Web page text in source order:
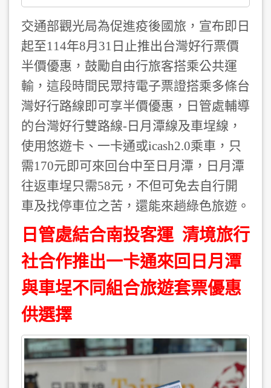
交通部觀光局為促進疫後國旅，宣布即日
起至114年8月31日止推出台灣好行票價
半價優惠，鼓勵自由行旅客搭乘公共運
輸，這段時間民眾持電子票證搭乘多條台
灣好行路線即可享半價優惠，日管處輔導
的台灣好行雙路線-日月潭線及車埕線，
使用悠遊卡、一卡通或icash2.0乘車，只
需170元即可來回台中至日月潭，日月潭
往返車埕只需58元，不但可免去自行開
車及找停車位之苦，還能來趟綠色旅遊。
日管處結合南投客運 清境旅行
社合作推出一卡通來回日月潭
與車埕不同組合旅遊套票優惠
供選擇